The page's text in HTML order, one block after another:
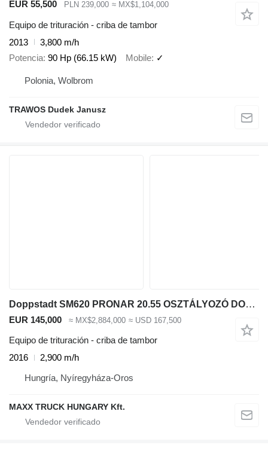
EUR 55,500
PLN 239,000 ≈ MX$1,104,000
Equipo de trituración - criba de tambor
2013
3,800 m/h
Potencia 90 Hp (66.15 kW) Mobile ✓
Polonia, Wolbrom
TRAWOS Dudek Janusz
Doppstadt SM620 PRONAR 20.55 OSZTÁLYOZÓ DOBROSTA
EUR 145,000 ≈ MX$2,884,000 ≈ USD 167,500
Equipo de trituración - criba de tambor
2016
2,900 m/h
Hungría, Nyíregyháza-Oros
MAXX TRUCK HUNGARY Kft.